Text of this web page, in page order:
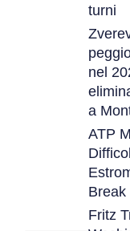
turni
nel
a
ATP
Break
Fritz